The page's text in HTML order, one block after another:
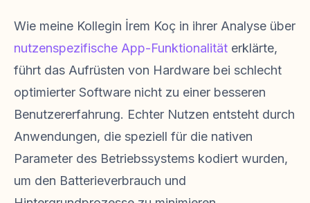
Wie meine Kollegin İrem Koç in ihrer Analyse über
nutzenspezifische App-Funktionalität erklärte,
führt das Aufrüsten von Hardware bei schlecht
optimierter Software nicht zu einer besseren
Benutzererfahrung. Echter Nutzen entsteht durch
Anwendungen, die speziell für die nativen
Parameter des Betriebssystems kodiert wurden,
um den Batterieverbrauch und